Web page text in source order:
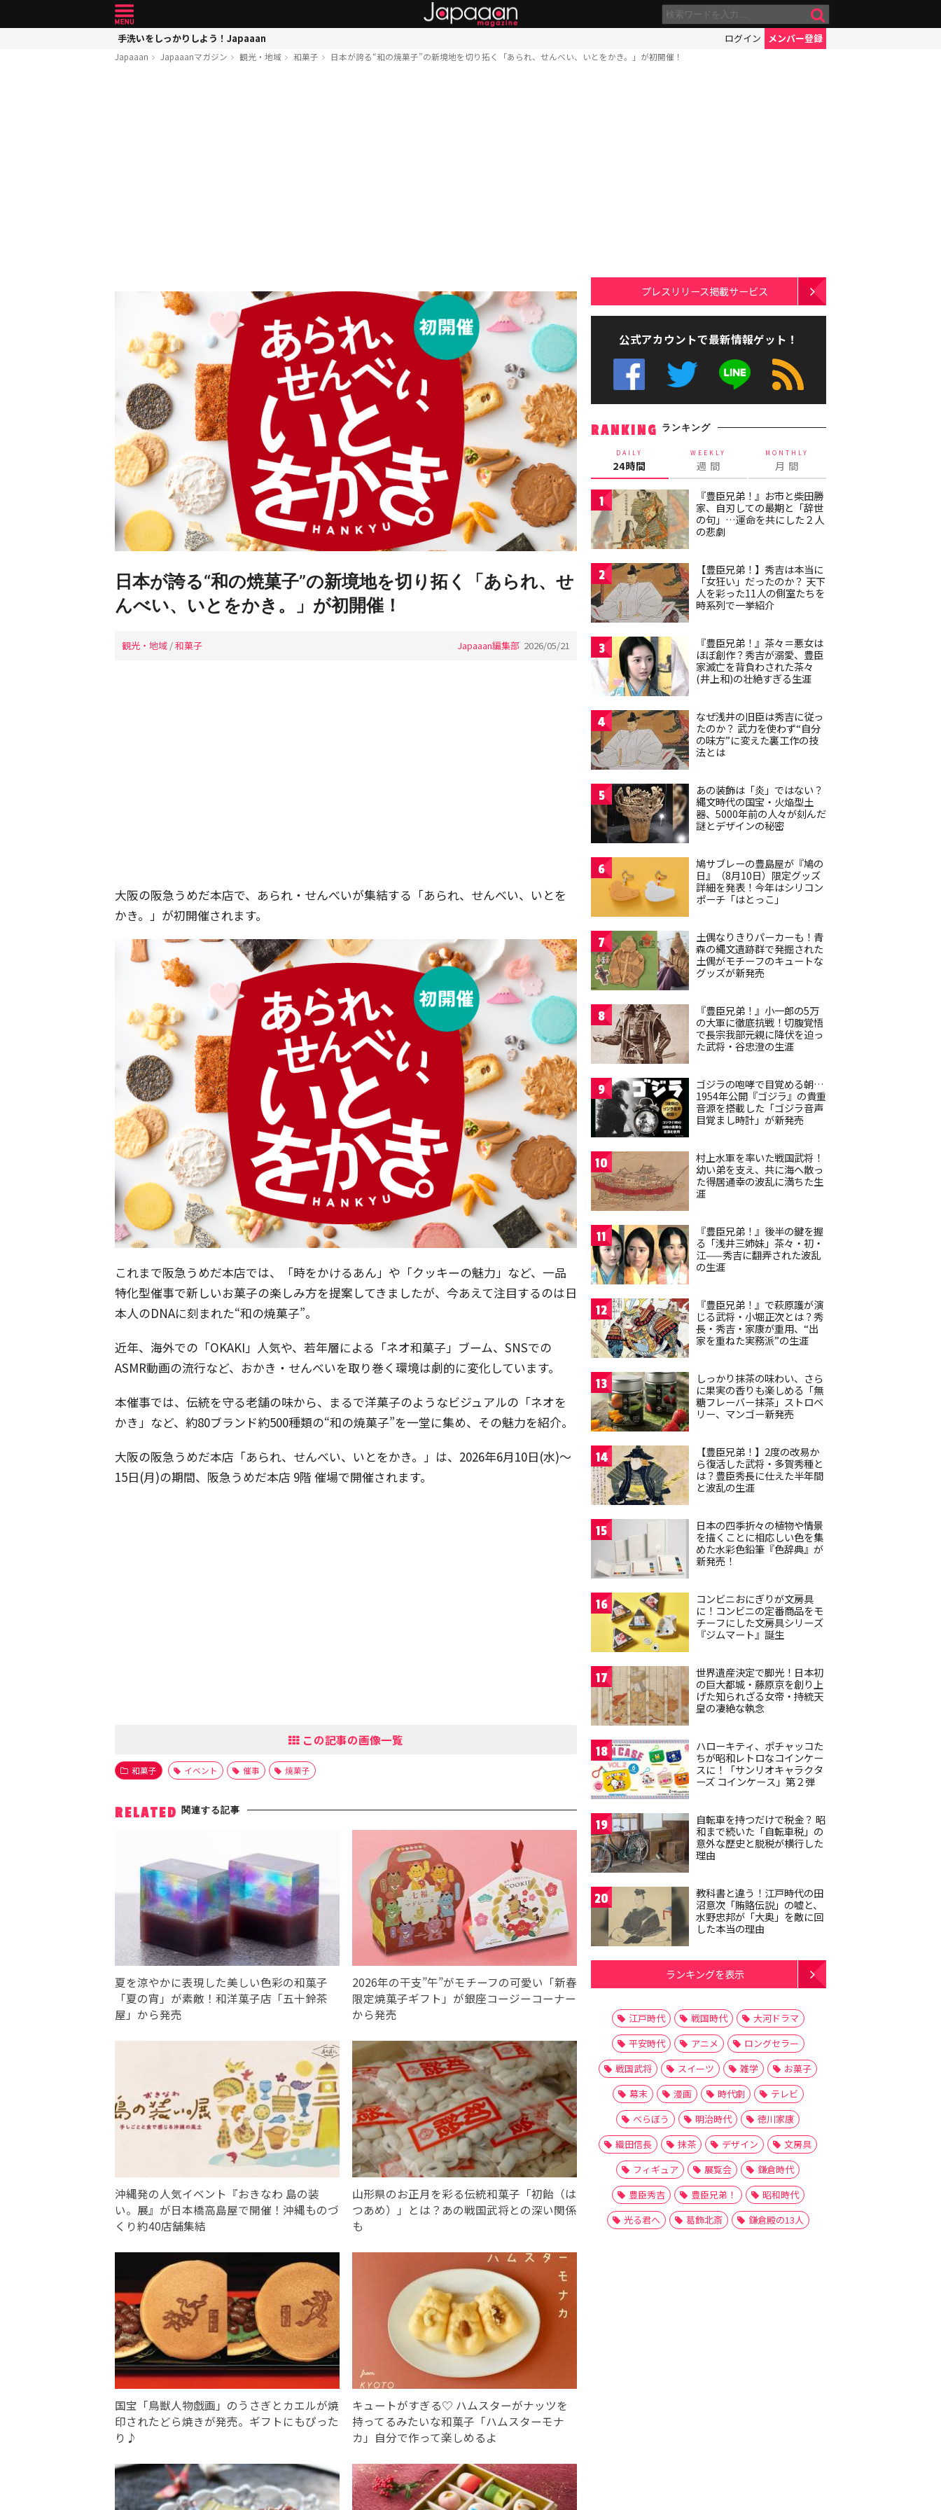
手洗いをしっかりしよう！Japaaan ログイン メンバー登録
Japaaan Japaaanマガジン 観光・地域 和菓子 日本が誇る“和の焼菓子”の新境地を切り拓く「あられ、せんべい、いとをかき。」が初開催！
日本が誇る“和の焼菓子”の新境地を切り拓く「あられ、せ
んべい、いとをかき。」が初開催！
観光・地域 /和菓子 Japaaan編集部 2026/05/21
大阪の阪急うめだ本店で、あられ・せんべいが集結する「あられ、せんべい、いとを
かき。」が初開催されます。
これまで阪急うめだ本店では、「時をかけるあん」や「クッキーの魅力」など、一品
特化型催事で新しいお菓子の楽しみ方を提案してきましたが、今あえて注目するのは日
本人のDNAに刻まれた“和の焼菓子”。
近年、海外での「OKAKI」人気や、若年層による「ネオ和菓子」ブーム、SNSでの
ASMR動画の流行など、おかき・せんべいを取り巻く環境は劇的に変化しています。
本催事では、伝統を守る老舗の味から、まるで洋菓子のようなビジュアルの「ネオを
かき」など、約80ブランド約500種類の“和の焼菓子”を一堂に集め、その魅力を紹介。
大阪の阪急うめだ本店「あられ、せんべい、いとをかき。」は、2026年6月10日(水)～
15日(月)の期間、阪急うめだ本店 9階 催場で開催されます。
この記事の画像一覧
和菓子 イベント 催事 焼菓子
RELATED 関連する記事
夏を涼やかに表現した美しい色彩の和菓子
「夏の宵」が素敵！和洋菓子店「五十鈴茶
屋」から発売
2026年の干支”午”がモチーフの可愛い「新春
限定焼菓子ギフト」が銀座コージーコーナー
から発売
沖縄発の人気イベント『おきなわ 島の装
い。展』が日本橋高島屋で開催！沖縄ものづ
くり約40店舗集結
山形県のお正月を彩る伝統和菓子「初飴（は
つあめ）」とは？あの戦国武将との深い関係
も
国宝「鳥獣人物戯画」のうさぎとカエルが焼
印されたどら焼きが発売。ギフトにもぴった
り♪
キュートがすぎる♡ ハムスターがナッツを
持ってるみたいな和菓子「ハムスターモナ
カ」自分で作って楽しめるよ
プレスリリース掲載サービス
公式アカウントで最新情報ゲット！
RANKING ランキング
DAILY
24時間
WEEKLY
週 間
MONTHLY
月 間
1
『豊臣兄弟！』お市と柴田勝
家、自刃しての最期と「辞世
の句」…運命を共にした２人
の悲劇
2
【豊臣兄弟！】秀吉は本当に
「女狂い」だったのか？ 天下
人を彩った11人の側室たちを
時系列で一挙紹介
3
『豊臣兄弟！』茶々＝悪女は
ほぼ創作？秀吉が溺愛、豊臣
家滅亡を背負わされた茶々
(井上和)の壮絶すぎる生涯
4
なぜ浅井の旧臣は秀吉に従っ
たのか？ 武力を使わず“自分
の味方”に変えた裏工作の技
法とは
5
あの装飾は「炎」ではない？
縄文時代の国宝・火焔型土
器、5000年前の人々が刻んだ
謎とデザインの秘密
6
鳩サブレーの豊島屋が『鳩の
日』（8月10日）限定グッズ
詳細を発表！今年はシリコン
ポーチ「はとっこ」
7
土偶なりきりパーカーも！青
森の縄文遺跡群で発掘された
土偶がモチーフのキュートな
グッズが新発売
8
『豊臣兄弟！』小一郎の5万
の大軍に徹底抗戦！切腹覚悟
で長宗我部元親に降伏を迫っ
た武将・谷忠澄の生涯
9
ゴジラの咆哮で目覚める朝…
1954年公開『ゴジラ』の貴重
音源を搭載した「ゴジラ音声
目覚まし時計」が新発売
10
村上水軍を率いた戦国武将！
幼い弟を支え、共に海へ散っ
た得居通幸の波乱に満ちた生
涯
11
『豊臣兄弟！』後半の鍵を握
る「浅井三姉妹」茶々・初・
江——秀吉に翻弄された波乱
の生涯
12
『豊臣兄弟！』で萩原護が演
じる武将・小堀正次とは？秀
長・秀吉・家康が重用、“出
家を重ねた実務派”の生涯
13
しっかり抹茶の味わい、さら
に果実の香りも楽しめる「無
糖フレーバー抹茶」ストロベ
リー、マンゴー新発売
14
【豊臣兄弟！】2度の改易か
ら復活した武将・多賀秀種と
は？豊臣秀長に仕えた半年間
と波乱の生涯
15
日本の四季折々の植物や情景
を描くことに相応しい色を集
めた水彩色鉛筆『色辞典』が
新発売！
16
コンビニおにぎりが文房具
に！コンビニの定番商品をモ
チーフにした文房具シリーズ
『ジムマート』誕生
17
世界遺産決定で脚光！日本初
の巨大都城・藤原京を創り上
げた知られざる女帝・持統天
皇の凄絶な執念
18
ハローキティ、ポチャッコた
ちが昭和レトロなコインケー
スに！「サンリオキャラクタ
ーズ コインケース」第２弾
19
自転車を持つだけで税金？ 昭
和まで続いた「自転車税」の
意外な歴史と脱税が横行した
理由
20
教科書と違う！江戸時代の田
沼意次「賄賂伝説」の嘘と、
水野忠邦が「大奥」を敵に回
した本当の理由
ランキングを表示
江戸時代 戦国時代
大河ドラマ
平安時代
アニメ
ロングセラー
戦国武将
スイーツ 雑学
お菓子
幕末
漫画 時代劇
テレビ
べらぼう
明治時代
徳川家康
織田信長
抹茶 デザイン
文房具
フィギュア
展覧会
鎌倉時代
豊臣秀吉
豊臣兄弟！
昭和時代
光る君へ
葛飾北斎 鎌倉殿の13人